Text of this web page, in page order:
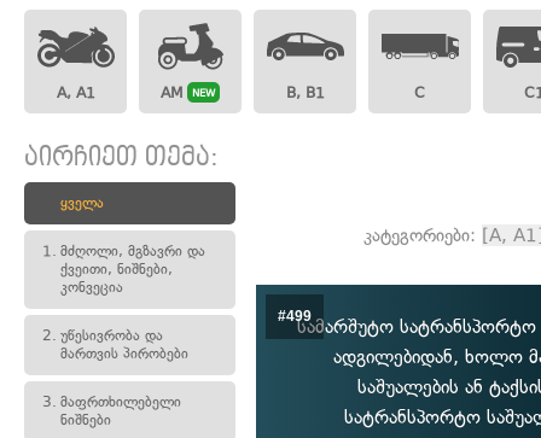
A, A1 AM NEW B, B1 C
აირჩიეთ თემა:
ყველა
1. მძღოლი, მგზავრი და
ქვეითი, ნიშნები,
კონვეცია
2. უწესივრობა და
მართვის პირობები
3. მაფრთხილებელი
ნიშნები
კატეგორიები: [A,
#499სამარშუტო სატრანსპორტო
ადგილებიდან, ხოლო
საშუალების ან
სატრანსპორტო